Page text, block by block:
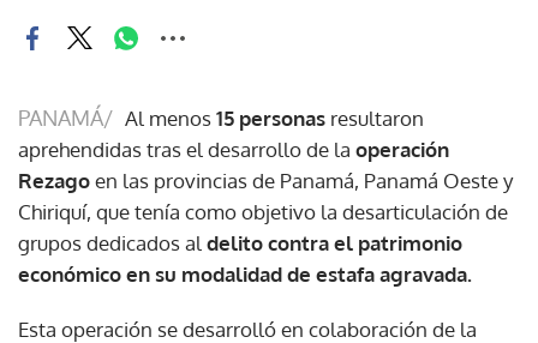
PANAMÁ/ Al menos15 personas resultaron
aprehendidas tras el desarrollo de la operación
Rezagoen las provincias de Panamá, Panamá Oeste y
Chiriquí, que tenía como objetivo la desarticulación de
grupos dedicados al delito contra el patrimonio
económico en su modalidad de estafa agravada.
Esta operación se desarrolló en colaboración de la